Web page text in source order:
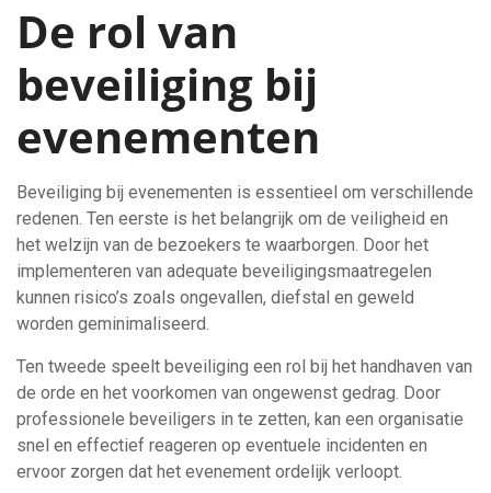
De rol van
beveiliging bij
evenementen
Beveiliging bij evenementen is essentieel om verschillende
redenen. Ten eerste is het belangrijk om de veiligheid en
het welzijn van de bezoekers te waarborgen. Door het
implementeren van adequate beveiligingsmaatregelen
kunnen risico’s zoals ongevallen, diefstal en geweld
worden geminimaliseerd.
Ten tweede speelt beveiliging een rol bij het handhaven van
de orde en het voorkomen van ongewenst gedrag. Door
professionele beveiligers in te zetten, kan een organisatie
snel en effectief reageren op eventuele incidenten en
ervoor zorgen dat het evenement ordelijk verloopt.